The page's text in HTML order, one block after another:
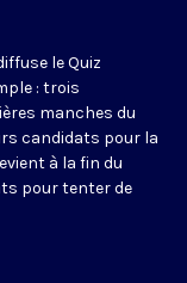
le Quiz
: trois
manches du
candidats pour la
à la fin du
pour tenter de